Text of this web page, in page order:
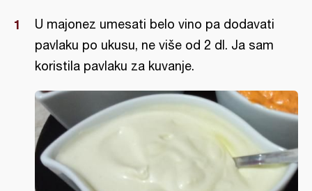
U majonez umesati belo vino pa dodavati
pavlaku po ukusu, ne više od 2 dl. Ja sam
koristila pavlaku za kuvanje.